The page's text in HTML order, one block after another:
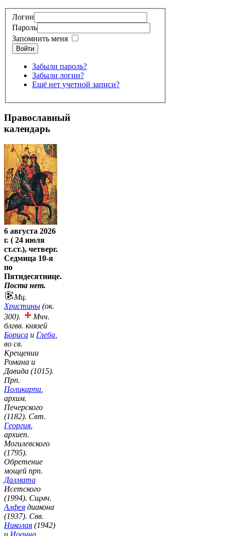
Логин
Пароль
Запомнить меня
Войти
Забыли пароль?
Забыли логин?
Ещё нет учетной записи?
Православный
календарь
6 августа 2026
г. ( 24 июля
ст.ст.), четверг.
Седмица 10-я
по
Пятидесятнице.
Поста нет.
Мц.
Христины (ок.
300).
Мчч.
блгвв. князей
Бориса и Глеба
во св.
Крещении
Романа и
Давида (1015).
Прп.
Поликарпа
архим.
Печерского
(1182). Свт.
Георгия
архиеп.
Могилевского
(1795).
Обретение
мощей прп.
Далмата
Исетского
(1994). Сщмч.
Алфея диакона
(1937). Свв.
Николая (1942)
и Иоанна